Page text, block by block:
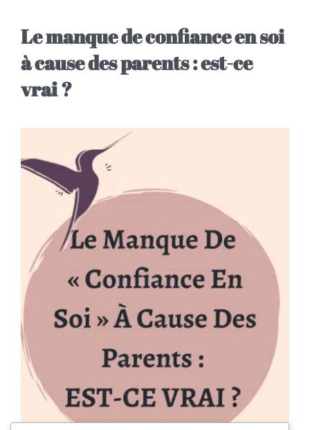
Le manque de confiance en soi
à cause des parents : est-ce
vrai ?